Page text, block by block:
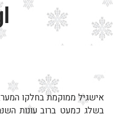
אישגיל ממוקמת בחלקו